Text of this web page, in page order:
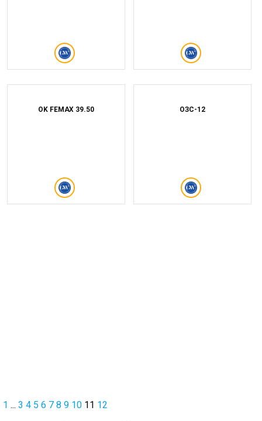
OK FEMAX 39.50 ОЗС-12
1 ... 3 4 5 6 7 8 9 10 11 12